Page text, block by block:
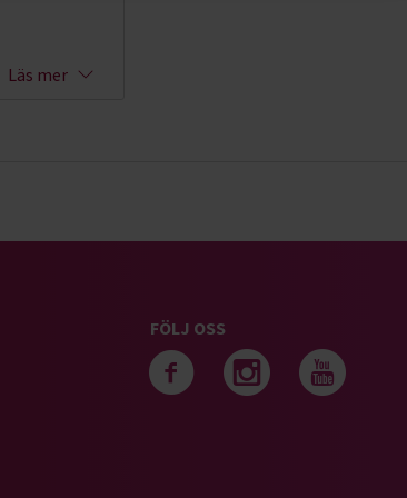
Läs mer
FÖLJ OSS
Följ oss på
Följ oss
Följ